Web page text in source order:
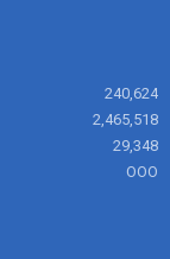
240,624
2,465,518
29,348
ООО